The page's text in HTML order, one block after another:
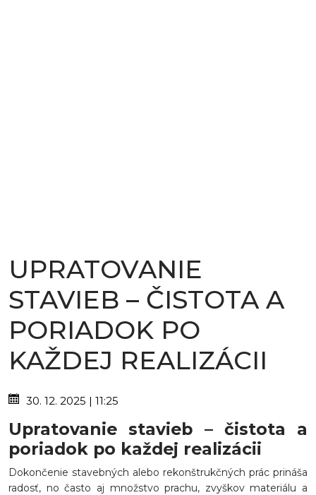
UPRATOVANIE
STAVIEB – ČISTOTA A
PORIADOK PO
KAŽDEJ REALIZÁCII
30. 12. 2025 | 11:25
Upratovanie stavieb – čistota a
poriadok po každej realizácii
Dokončenie stavebných alebo rekonštrukčných prác prináša
radosť, no často aj množstvo prachu, zvyškov materiálu a